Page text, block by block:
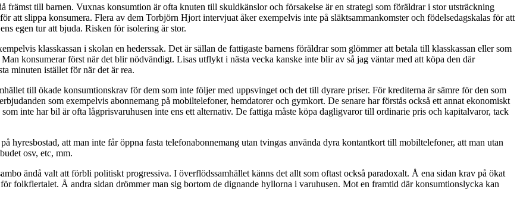
främst till barnen. Vuxnas konsumtion är ofta knuten till skuldkänslor och försakelse är en strategi som föräldrar i stor utsträckning
att slippa konsumera. Flera av dem Torbjörn Hjort intervjuat åker exempelvis inte på släktsammankomster och födelsedagskalas för att
egen tur att bjuda. Risken för isolering är stor.
klasskassan i skolan en hederssak. Det är sällan de fattigaste barnens föräldrar som glömmer att betala till klasskassan eller som
konsumerar först när det blir nödvändigt. Lisas utflykt i nästa vecka kanske inte blir av så jag väntar med att köpa den där
minuten istället för när det är rea.
till ökade konsumtionskrav för dem som inte följer med uppsvinget och det till dyrare priser. För krediterna är sämre för den som
som exempelvis abonnemang på mobiltelefoner, hemdatorer och gymkort. De senare har förstås också ett annat ekonomiskt
inte har bil är ofta lågprisvaruhusen inte ens ett alternativ. De fattiga måste köpa dagligvaror till ordinarie pris och kapitalvaror, tack
hyresbostad, att man inte får öppna fasta telefonabonnemang utan tvingas använda dyra kontantkort till mobiltelefoner, att man utan
osv, etc, mm.
ändå valt att förbli politiskt progressiva. I överflödssamhället känns det allt som oftast också paradoxalt. Å ena sidan krav på ökat
folkflertalet. Å andra sidan drömmer man sig bortom de dignande hyllorna i varuhusen. Mot en framtid där konsumtionslycka kan